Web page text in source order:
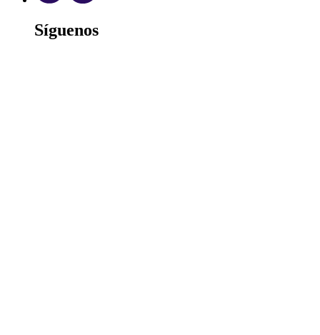
Síguenos